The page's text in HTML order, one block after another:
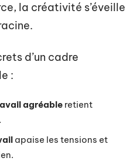
la créativité s’éveille
d’un cadre
:
agréable retient
apaise les tensions et